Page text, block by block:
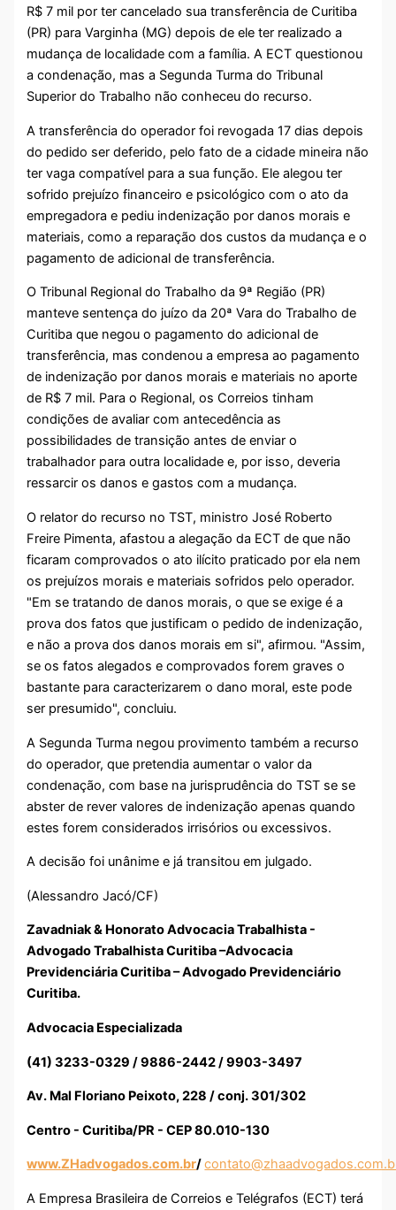
R$ 7 mil por ter cancelado sua transferência de Curitiba
(PR) para Varginha (MG) depois de ele ter realizado a
mudança de localidade com a família. A ECT questionou
a condenação, mas a Segunda Turma do Tribunal
Superior do Trabalho não conheceu do recurso.
A transferência do operador foi revogada 17 dias depois
do pedido ser deferido, pelo fato de a cidade mineira não
ter vaga compatível para a sua função. Ele alegou ter
sofrido prejuízo financeiro e psicológico com o ato da
empregadora e pediu indenização por danos morais e
materiais, como a reparação dos custos da mudança e o
pagamento de adicional de transferência.
O Tribunal Regional do Trabalho da 9ª Região (PR)
manteve sentença do juízo da 20ª Vara do Trabalho de
Curitiba que negou o pagamento do adicional de
transferência, mas condenou a empresa ao pagamento
de indenização por danos morais e materiais no aporte
de R$ 7 mil. Para o Regional, os Correios tinham
condições de avaliar com antecedência as
possibilidades de transição antes de enviar o
trabalhador para outra localidade e, por isso, deveria
ressarcir os danos e gastos com a mudança.
O relator do recurso no TST, ministro José Roberto
Freire Pimenta, afastou a alegação da ECT de que não
ficaram comprovados o ato ilícito praticado por ela nem
os prejuízos morais e materiais sofridos pelo operador.
"Em se tratando de danos morais, o que se exige é a
prova dos fatos que justificam o pedido de indenização,
e não a prova dos danos morais em si", afirmou. "Assim,
se os fatos alegados e comprovados forem graves o
bastante para caracterizarem o dano moral, este pode
ser presumido", concluiu.
A Segunda Turma negou provimento também a recurso
do operador, que pretendia aumentar o valor da
condenação, com base na jurisprudência do TST se se
abster de rever valores de indenização apenas quando
estes forem considerados irrisórios ou excessivos.
A decisão foi unânime e já transitou em julgado.
(Alessandro Jacó/CF)
Zavadniak & Honorato Advocacia Trabalhista -
Advogado Trabalhista Curitiba –Advocacia
Previdenciária Curitiba – Advogado Previdenciário
Curitiba.
Advocacia Especializada
(41) 3233-0329 / 9886-2442 / 9903-3497
Av. Mal Floriano Peixoto, 228 / conj. 301/302
Centro - Curitiba/PR - CEP 80.010-130
www.ZHadvogados.com.br/
A Empresa Brasileira de Correios e Telégrafos (ECT) terá